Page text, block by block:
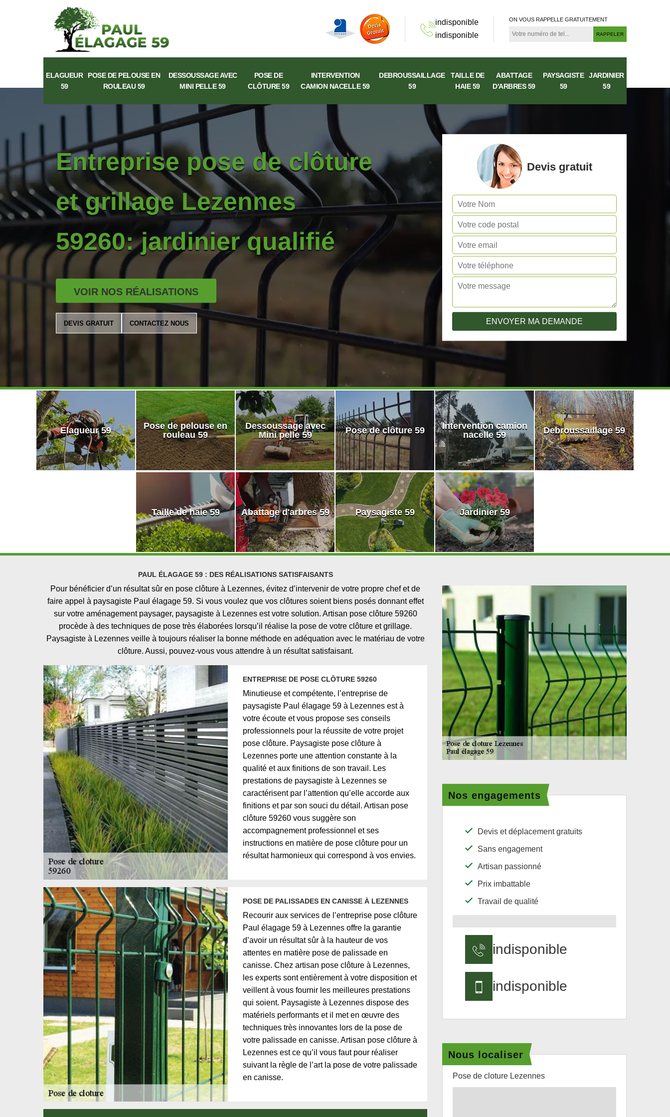
indisponible
indisponible
ON VOUS RAPPELLE GRATUITEMENT
ELAGUEUR
59
POSE DE PELOUSE EN
ROULEAU 59
DESSOUSSAGE AVEC
MINI PELLE 59
POSE DE
CLÔTURE 59
INTERVENTION
CAMION NACELLE 59
DEBROUSSAILLAGE
59
TAILLE DE
HAIE 59
ABATTAGE
D'ARBRES 59
PAYSAGISTE
59
JARDINIER
59
Entreprise pose de clôture
et grillage Lezennes
59260: jardinier qualifié
VOIR NOS RÉALISATIONS
DEVIS GRATUIT CONTACTEZ NOUS
Devis gratuit
Elagueur 59
Pose de pelouse en
rouleau 59
Dessoussage avec
Mini pelle 59
Pose de clôture 59
Intervention camion
nacelle 59
Debroussaillage 59
Taille de haie 59 Abattage d'arbres 59 Paysagiste 59 Jardinier 59
PAUL ÉLAGAGE 59 : DES RÉALISATIONS SATISFAISANTS
Pour bénéficier d’un résultat sûr en pose clôture à Lezennes, évitez d’intervenir de votre propre chef et de
faire appel à paysagiste Paul élagage 59. Si vous voulez que vos clôtures soient biens posés donnant effet
sur votre aménagement paysager, paysagiste à Lezennes est votre solution. Artisan pose clôture 59260
procède à des techniques de pose très élaborées lorsqu’il réalise la pose de votre clôture et grillage.
Paysagiste à Lezennes veille à toujours réaliser la bonne méthode en adéquation avec le matériau de votre
clôture. Aussi, pouvez-vous vous attendre à un résultat satisfaisant.
ENTREPRISE DE POSE CLÔTURE 59260
Minutieuse et compétente, l’entreprise de
paysagiste Paul élagage 59 à Lezennes est à
votre écoute et vous propose ses conseils
professionnels pour la réussite de votre projet
pose clôture. Paysagiste pose clôture à
Lezennes porte une attention constante à la
qualité et aux finitions de son travail. Les
prestations de paysagiste à Lezennes se
caractérisent par l’attention qu’elle accorde aux
finitions et par son souci du détail. Artisan pose
clôture 59260 vous suggère son
accompagnement professionnel et ses
instructions en matière de pose clôture pour un
résultat harmonieux qui correspond à vos envies.
POSE DE PALISSADES EN CANISSE À LEZENNES
Recourir aux services de l’entreprise pose clôture
Paul élagage 59 à Lezennes offre la garantie
d’avoir un résultat sûr à la hauteur de vos
attentes en matière pose de palissade en
canisse. Chez artisan pose clôture à Lezennes,
les experts sont entièrement à votre disposition et
veillent à vous fournir les meilleures prestations
qui soient. Paysagiste à Lezennes dispose des
matériels performants et il met en œuvre des
techniques très innovantes lors de la pose de
votre palissade en canisse. Artisan pose clôture à
Lezennes est ce qu’il vous faut pour réaliser
suivant la règle de l’art la pose de votre palissade
en canisse.
Nos engagements
Devis et déplacement gratuits
Sans engagement
Artisan passionné
Prix imbattable
Travail de qualité
indisponible
indisponible
Nous localiser
Pose de cloture Lezennes